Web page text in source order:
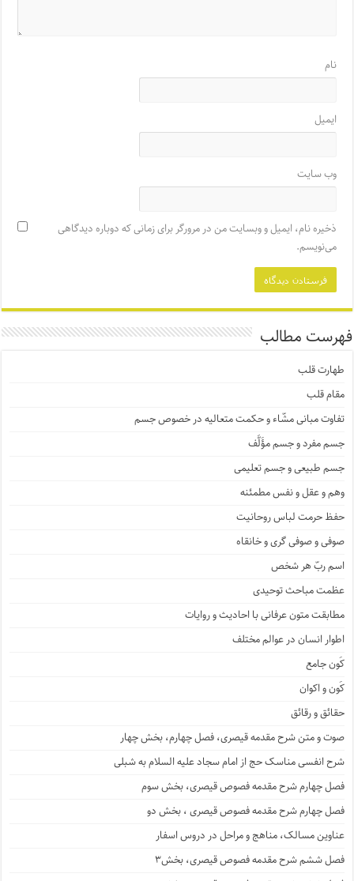
نام
ایمیل
وب‌ سایت
ذخیره نام، ایمیل و وبسایت من در مرورگر برای زمانی که دوباره دیدگاهی
می‌نویسم.
فهرست مطالب
طهارت قلب
مقام قلب
تفاوت مبانی مشّاء و حکمت متعالیه در خصوص جسم
جسم مفرد و جسم مؤَلَّف
جسم طبیعی و جسم تعلیمی
وهم و عقل و نفس مطمئنه
حفظ حرمت لباس روحانیت
صوفی و صوفی گری و خانقاه
اسم ربّ هر شخص
عظمت مباحث توحیدی
مطابقت متون عرفانی با احادیث و روایات
اطوار انسان در عوالم مختلف
کَون جامع
کَون و اکوان
حقائق و رقائق
صوت و متن شرح مقدمه قیصری، فصل چهارم، بخش چهار
شرح انفسی مناسک حج از امام سجاد علیه السلام به شبلی
فصل چهارم شرح مقدمه فصوص قیصری، بخش سوم
فصل چهارم شرح مقدمه فصوص قیصری ، بخش دو
عناوین مسالک، مناهج و مراحل در دروس اسفار
فصل ششم شرح مقدمه فصوص قیصری، بخش۳